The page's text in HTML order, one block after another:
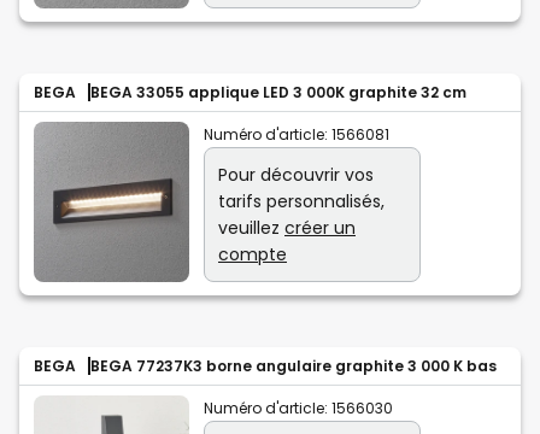
BEGA BEGA 33055 applique LED 3 000K graphite 32 cm
Numéro d'article: 1566081
Pour découvrir vos
tarifs personnalisés,
veuillez créer un
compte
BEGA BEGA 77237K3 borne angulaire graphite 3 000 K bas
Numéro d'article: 1566030